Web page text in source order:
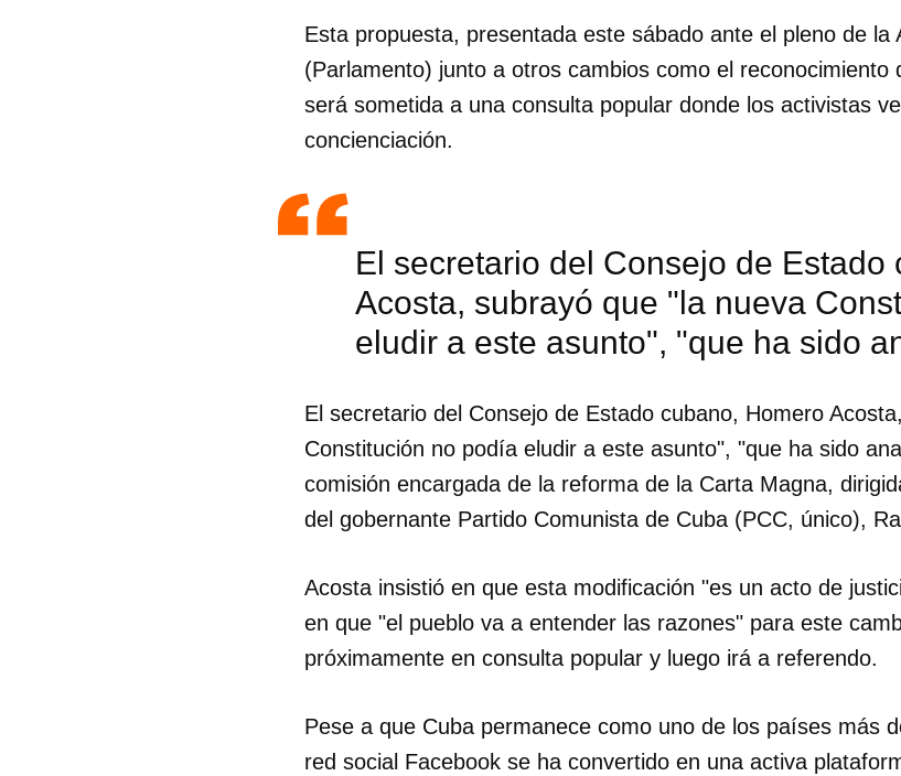
Guardar como favorito
cuenta de 14ymedio.
INICIAR SESIÓN
Esta propuesta, presentada este sábado ante el pleno de la
(Parlamento) junto a otros cambios como el reconocimiento
será sometida a una consulta popular donde los activistas
concienciación.
El secretario del Consejo de Estado
Acosta, subrayó que "la nueva
eludir a este asunto", "que ha sido
El secretario del Consejo de Estado cubano, Homero
Constitución no podía eludir a este asunto", "que ha sido
comisión encargada de la reforma de la Carta Magna,
del gobernante Partido Comunista de Cuba (PCC, único),
Acosta insistió en que esta modificación "es un acto de
en que "el pueblo va a entender las razones" para este
próximamente en consulta popular y luego irá a referendo.
Pese a que Cuba permanece como uno de los países más
red social Facebook se ha convertido en una activa